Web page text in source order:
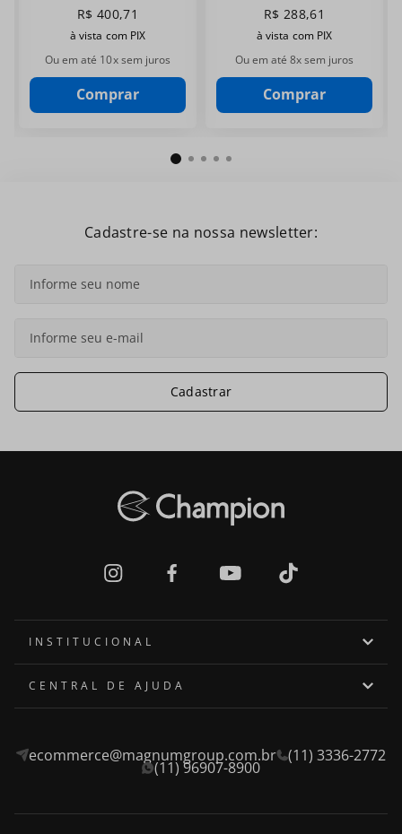
CA31426E
R$ 400,71
à vista com PIX
Ou em até 10x sem juros
Comprar
CH30224U
R$ 288,61
à vista com PIX
Ou em até 8x sem juros
Comprar
Cadastre-se na nossa newsletter:
Cadastrar
INSTITUCIONAL
Quem somos
Privacidade e Segurança
CENTRAL DE AJUDA
Fale Conosco
ecommerce@magnumgroup.com.br (11) 3336-2772
(11) 96907-8900